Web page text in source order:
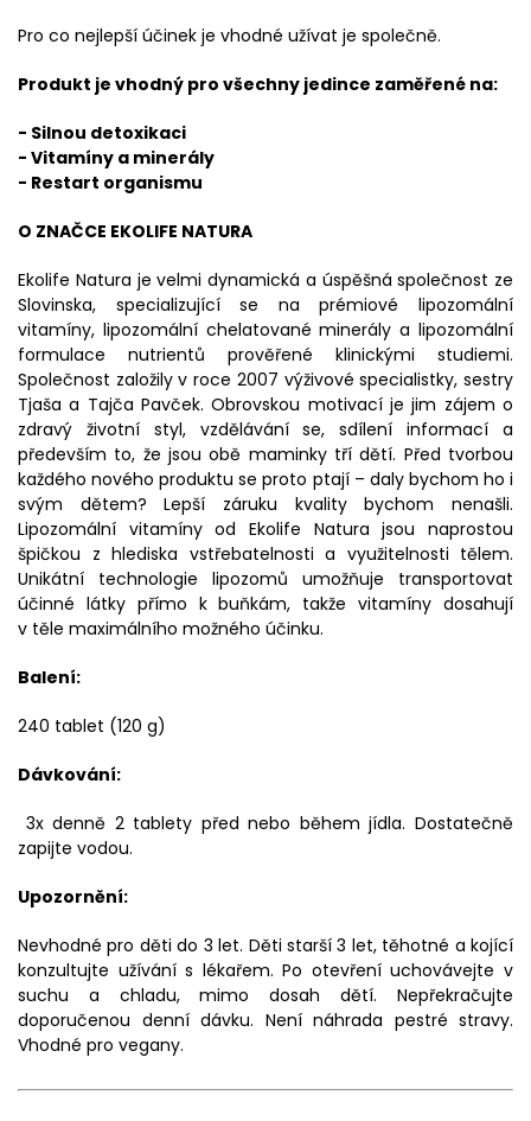
Pro co nejlepší účinek je vhodné užívat je společně.
Produkt je vhodný pro všechny jedince zaměřené na:
- Silnou detoxikaci
- Vitamíny a minerály
- Restart organismu
O ZNAČCE EKOLIFE NATURA
Ekolife Natura je velmi dynamická a úspěšná společnost ze
Slovinska, specializující se na prémiové lipozomální
vitamíny, lipozomální chelatované minerály a lipozomální
formulace nutrientů prověřené klinickými studiemi.
Společnost založily v roce 2007 výživové specialistky, sestry
Tjaša a Tajča Pavček. Obrovskou motivací je jim zájem o
zdravý životní styl, vzdělávání se, sdílení informací a
především to, že jsou obě maminky tří dětí. Před tvorbou
každého nového produktu se proto ptají – daly bychom ho i
svým dětem? Lepší záruku kvality bychom nenašli.
Lipozomální vitamíny od Ekolife Natura jsou naprostou
špičkou z hlediska vstřebatelnosti a využitelnosti tělem.
Unikátní technologie lipozomů umožňuje transportovat
účinné látky přímo k buňkám, takže vitamíny dosahují
v těle maximálního možného účinku.
Balení:
240 tablet (120 g)
Dávkování:
3x denně 2 tablety před nebo během jídla. Dostatečně
zapijte vodou.
Upozornění:
Nevhodné pro děti do 3 let. Děti starší 3 let, těhotné a kojící
konzultujte užívání s lékařem. Po otevření uchovávejte v
suchu a chladu, mimo dosah dětí. Nepřekračujte
doporučenou denní dávku. Není náhrada pestré stravy.
Vhodné pro vegany.